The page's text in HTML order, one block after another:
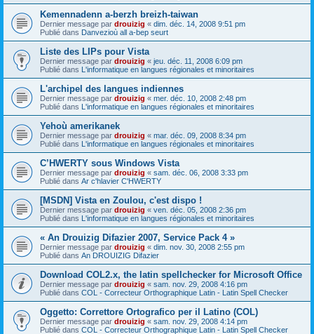
Kemennadenn a-berzh breizh-taiwan
Dernier message par drouizig « dim. déc. 14, 2008 9:51 pm
Publié dans Danvezioù all a-bep seurt
Liste des LIPs pour Vista
Dernier message par drouizig « jeu. déc. 11, 2008 6:09 pm
Publié dans L'informatique en langues régionales et minoritaires
L'archipel des langues indiennes
Dernier message par drouizig « mer. déc. 10, 2008 2:48 pm
Publié dans L'informatique en langues régionales et minoritaires
Yehoù amerikanek
Dernier message par drouizig « mar. déc. 09, 2008 8:34 pm
Publié dans L'informatique en langues régionales et minoritaires
C’HWERTY sous Windows Vista
Dernier message par drouizig « sam. déc. 06, 2008 3:33 pm
Publié dans Ar c'hlavier C'HWERTY
[MSDN] Vista en Zoulou, c'est dispo !
Dernier message par drouizig « ven. déc. 05, 2008 2:36 pm
Publié dans L'informatique en langues régionales et minoritaires
« An Drouizig Difazier 2007, Service Pack 4 »
Dernier message par drouizig « dim. nov. 30, 2008 2:55 pm
Publié dans An DROUIZIG Difazier
Download COL2.x, the latin spellchecker for Microsoft Office
Dernier message par drouizig « sam. nov. 29, 2008 4:16 pm
Publié dans COL - Correcteur Orthographique Latin - Latin Spell Checker
Oggetto: Correttore Ortografico per il Latino (COL)
Dernier message par drouizig « sam. nov. 29, 2008 4:14 pm
Publié dans COL - Correcteur Orthographique Latin - Latin Spell Checker